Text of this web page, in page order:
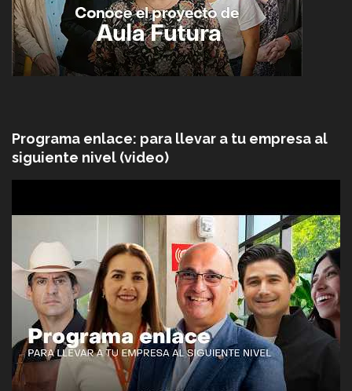
Programa enlace: para llevar a tu empresa al
siguiente nivel (video)